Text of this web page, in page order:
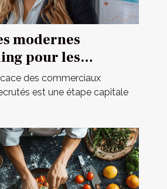
modernes
pour les
nouvellement
des commerciaux
est une étape capitale